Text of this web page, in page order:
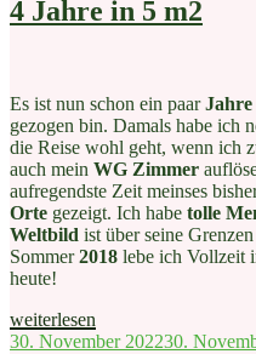
4 Jahre in 5 m2
Es ist nun schon ein paarJahre
gezogen bin. Damals habe ich
die Reise wohl geht, wenn ich
auch mein WG Zimmer
aufregendste Zeit meinses
Orte gezeigt. Ich habe tolle
Weltbild ist über seine
Sommer2018 lebe ich Vollzeit
heute!
„4
Jahre
weiterlesen
Veröffentlicht
30. November 202230.